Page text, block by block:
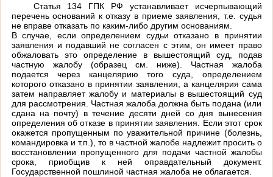
Статья 134 ГПК РФ устанавливает исчерпывающий
перечень оснований к отказу в приеме заявления, т.е. судья
не вправе отказать по каким-либо другим основаниям.
В случае, если определением судьи отказано в принятии
заявления и подавший не согласен с этим, он имеет право
обжаловать это определение в вышестоящий суд, подав
частную жалобу (образец см. ниже). Частная жалоба
подается через канцелярию того суда, определением
которого отказано в принятии заявления, а канцелярия сама
затем направляет жалобу и материалы в вышестоящий суд
для рассмотрения. Частная жалоба должна быть подана (или
сдана на почту) в течение десяти дней со дня вынесения
определения об отказе в принятии заявления. Если этот срок
окажется пропущенным по уважительной причине (болезнь,
командировка и т.п.), то в частной жалобе надлежит просить о
восстановлении пропущенного для подачи частной жалобы
срока, приобщив к ней оправдательный документ.
Государственной пошлиной частная жалоба не облагается.